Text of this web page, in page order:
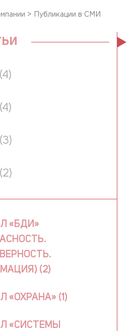
> Публикации в СМИ
(4)
(4)
(3)
(2)
«БДИ»
(2)
«ОХРАНА» (1)
«СИСТЕМЫ